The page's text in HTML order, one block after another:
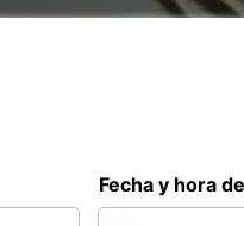
Fecha y hora